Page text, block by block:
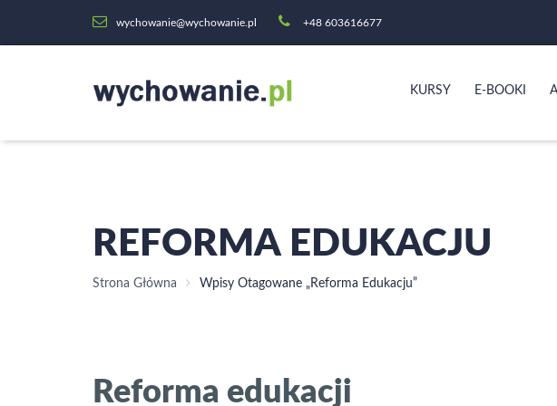
wychowanie@wychowanie.pl +48 603616677
KURSY E-BOOKI
REFORMA EDUKACJU
Strona Główna Wpisy Otagowane „reforma Edukacju”
Reforma edukacji